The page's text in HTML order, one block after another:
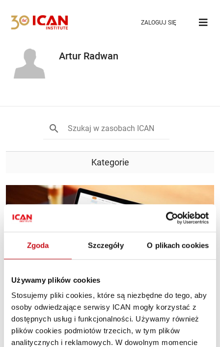
Zgoda Szczegóły O plikach cookies
Używamy plików cookies
Stosujemy pliki cookies, które są niezbędne do tego, aby
osoby odwiedzające serwisy ICAN mogły korzystać z
dostępnych usług i funkcjonalności. Używamy również
plików cookies podmiotów trzecich, w tym plików
analitycznych i reklamowych. W dowolnym momencie
ZALOGUJ SIĘ
Artur Radwan
Kategorie
E-learning językowy oczami szefów
HR